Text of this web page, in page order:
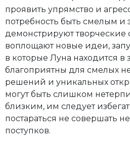
проявить упрямство и
потребность быть смелым
демонстрируют творческие
воплощают новые идеи,
в которые Луна находится в
благоприятны для смелых
решений и уникальных
могут быть слишком
близким, им следует
постараться не совершать
поступков.